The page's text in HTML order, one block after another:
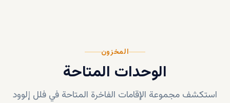
المخزون
الوحدات المتاحة
استكشف مجموعة الإقامات الفاخرة المتاحة في فلل إلوود